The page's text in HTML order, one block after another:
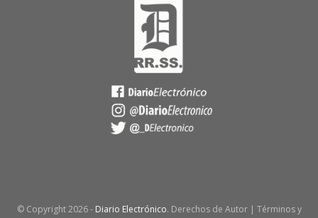
© Copyright2026 - Diario Electrónico. Derechos de Autor | Términos y